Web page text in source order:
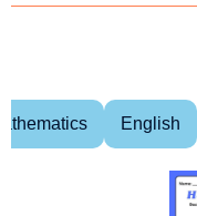
English